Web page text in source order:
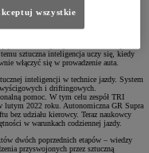
kierownicą i zrozumieniu, co robią
testowymi w symulatorze jazdy.
otoczenia są aktywnie obserwane przez
sztuczna inteligencja uczy się, kiedy
włączyć się w prowadzenie auta.
inteligencji w technice jazdy. System
i driftingowych.
pomoc. W tym celu zespół TRI
lutym 2022 roku. Autonomiczna GR Supra
bez udziału kierowcy. Teraz naukowcy
w warunkach codziennej jazdy.
dwóch poprzednich etapów – wiedzy
przyswojonych przez sztuczną
wszystkie